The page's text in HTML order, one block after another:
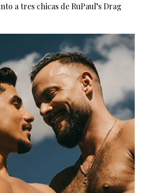
a tres chicas de RuPaul’s Drag